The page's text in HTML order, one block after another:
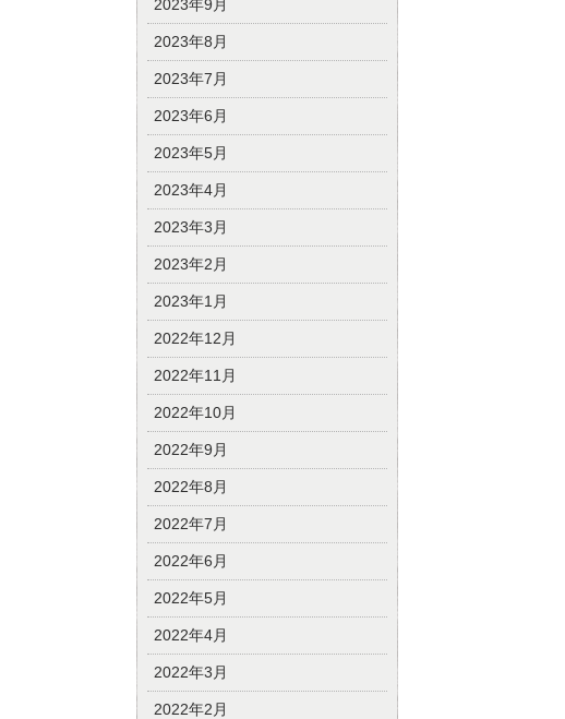
2023年9月
2023年8月
2023年7月
2023年6月
2023年5月
2023年4月
2023年3月
2023年2月
2023年1月
2022年12月
2022年11月
2022年10月
2022年9月
2022年8月
2022年7月
2022年6月
2022年5月
2022年4月
2022年3月
2022年2月